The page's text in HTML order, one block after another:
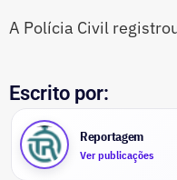
A Polícia Civil
Escrito por:
Reportagem
Ver publicações